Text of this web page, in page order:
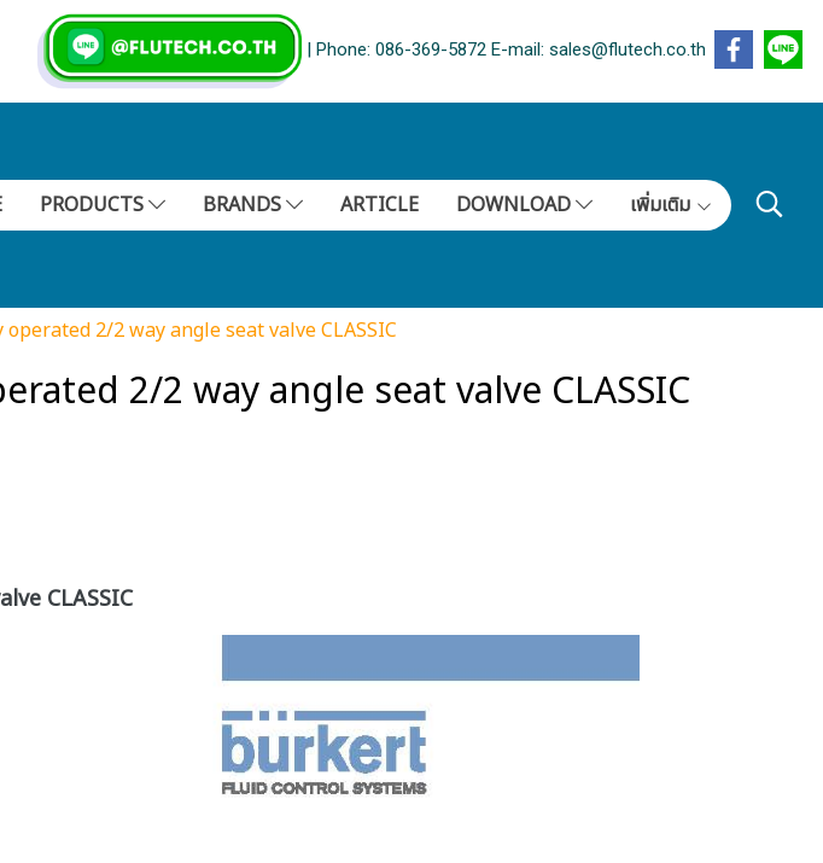
| Phone: 086-369-5872 E-mail: sales@flutech.co.th
PRODUCTS BRANDS ARTICLE DOWNLOAD เพิ่มเติม
2/2 way angle seat valve CLASSIC
2/2 way angle seat valve CLASSIC
CLASSIC